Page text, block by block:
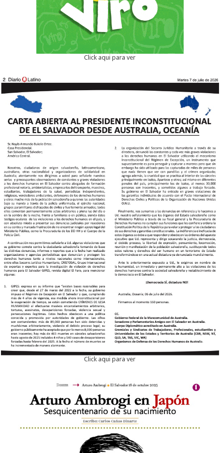
Click aqui para ver
Click aqui para ver